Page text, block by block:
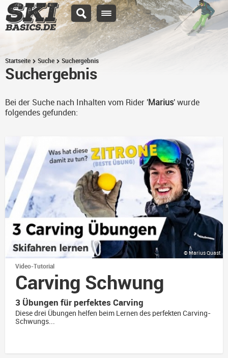
Startseite Suche Suchergebnis
Suchergebnis
Bei der Suche nach Inhalten vom Rider 'Marius' wurde
folgendes gefunden:
© Marius Quast
Video-Tutorial
Carving Schwung
3 Übungen für perfektes Carving
Diese drei Übungen helfen beim Lernen des perfekten Carving-
Schwungs...